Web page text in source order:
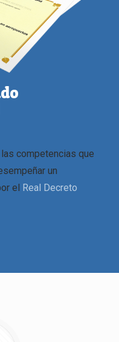
competencias que
un
el
Real Decreto